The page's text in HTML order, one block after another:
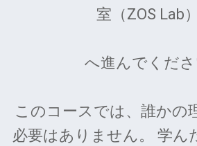
室（ZOS Lab）
へ進んでくださ
このコースでは、誰かの
必要はありません。 学ん